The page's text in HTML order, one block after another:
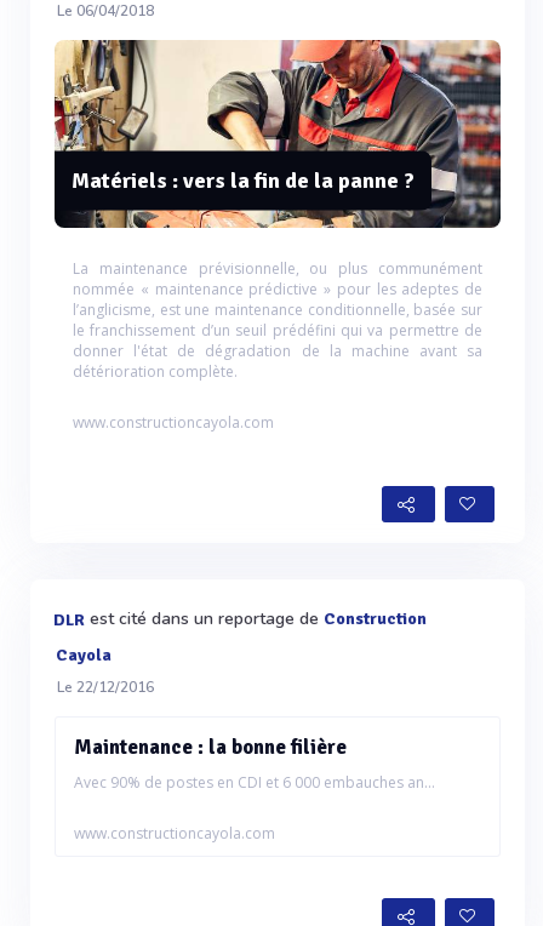
Le 06/04/2018
Matériels : vers la fin de la panne ?
La maintenance prévisionnelle, ou plus communément
nommée « maintenance prédictive » pour les adeptes de
l’anglicisme, est une maintenance conditionnelle, basée sur
le franchissement d’un seuil prédéfini qui va permettre de
donner l'état de dégradation de la machine avant sa
détérioration complète.
www.constructioncayola.com
DLR est cité dans un reportage de Construction
Cayola
Le 22/12/2016
Maintenance : la bonne filière
Avec 90% de postes en CDI et 6 000 embauches an...
www.constructioncayola.com